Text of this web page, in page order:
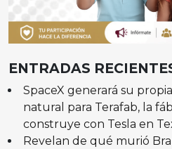
ENTRADAS
SpaceX generará su
natural para Terafab, la
construye con Tesla en
Revelan de qué murió